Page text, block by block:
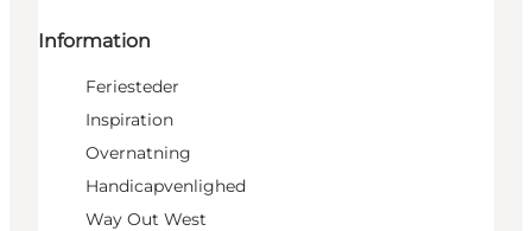
Information
Feriesteder
Inspiration
Overnatning
Handicapvenlighed
Way Out West